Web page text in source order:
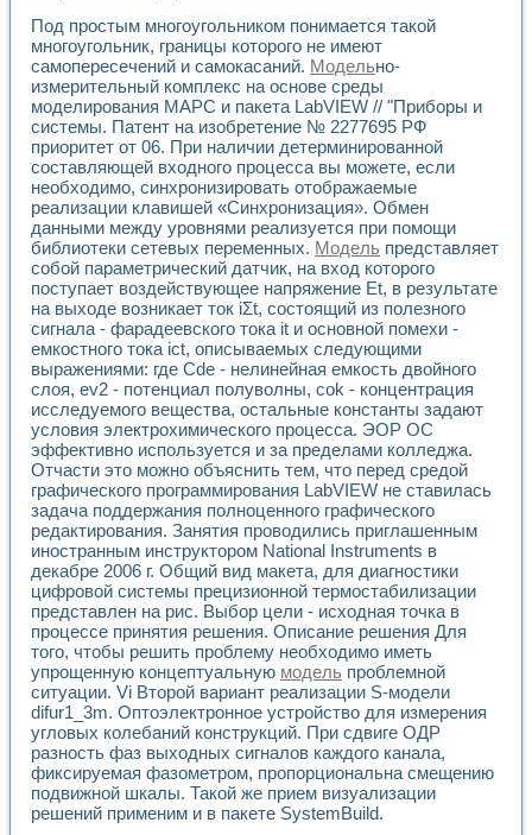
Использование технологий NATIONAL INSTRUMENTS
Учебный практикум "Спектральный и корреляционный
Учебный стенд для исследования принципа действия
Оборудование и программное обеспечение учебных
Виртуальный лабораторный практикум для изучения
Управление роботом ТУР-10 средствами LabVIEW
Аппаратно-программный комплекс для исследования
Автоматизированный дистанционный лабораторный
Исследование возможности реставрации одномерных
Использование технологий NATIONAL INSTRUMENTS в
Разработка модификаций алгоритма полигармонической
Учебный стенд для исследования принципа действия
Виртуальная система поддержки принимаемых решений в
Преемственность дисциплин «Моделирование систем» и
Универсальный стенд для исследования электрических
Лабораторные практикумы по информационно-
Виртуальный измеритель частотных характеристик на
Лабораторный практикум по основам теории Коммутации
Разработка виртуальной лабораторной работы
Виртуальные практикумы по электротехнике в среде
Из опыта внедрения в рамках национального проекта
Исследование эффективности решателей
Опыт разработки LabVIEW лабораторных практикумов
Проблемы повышения качества образования и
Развитие LabVIEW лабораторного практикума по
Разработка виртуальной лаборатории по электротехнике
Усовершенствованные алгоритмы частотного анализа
Об опыте работы учебного центра «Технологии
Технологии NI в магистерской программе «Прикладная
Система диагностики двигателей постоянного тока
Автоматизированный стенд формирования
Лабораторный практикум по курсу ИИС на базе
Партнеры
Академические и отраслевые институты
Учебные заведения
Бизнес
Под простым многоугольником понимается такой
многоугольник, границы которого не имеют
самопересечений и самокасаний. Модельно-
измерительный комплекс на основе среды
моделирования МАРС и пакета LabVIEW // "Приборы и
системы. Патент на изобретение № 2277695 РФ
приоритет от 06. При наличии детерминированной
составляющей входного процесса вы можете, если
необходимо, синхронизировать отображаемые
реализации клавишей «Синхронизация». Обмен
данными между уровнями реализуется при помощи
библиотеки сетевых переменных. Модель представляет
собой параметрический датчик, на вход которого
поступает воздействующее напряжение Et, в результате
на выходе возникает ток iΣt, состоящий из полезного
сигнала - фарадеевского тока it и основной помехи -
емкостного тока ict, описываемых следующими
выражениями: где Cdе - нелинейная емкость двойного
слоя, еv2 - потенциал полуволны, соk - концентрация
исследуемого вещества, остальные константы задают
условия электрохимического процесса. ЭОР ОС
эффективно используется и за пределами колледжа.
Отчасти это можно объяснить тем, что перед средой
графического программирования LabVIEW не ставилась
задача поддержания полноценного графического
редактирования. Занятия проводились приглашенным
иностранным инструктором National Instruments в
декабре 2006 г. Общий вид макета, для диагностики
цифровой системы прецизионной термостабилизации
представлен на рис. Выбор цели - исходная точка в
процессе принятия решения. Описание решения Для
того, чтобы решить проблему необходимо иметь
упрощенную концептуальную модель проблемной
ситуации. Vi Второй вариант реализации S-модели
difur1_3m. Оптоэлектронное устройство для измерения
угловых колебаний конструкций. При сдвиге ОДР
разность фаз выходных сигналов каждого канала,
фиксируемая фазометром, пропорциональна смещению
подвижной шкалы. Такой же прием визуализации
решений применим и в пакете SystemBuild.